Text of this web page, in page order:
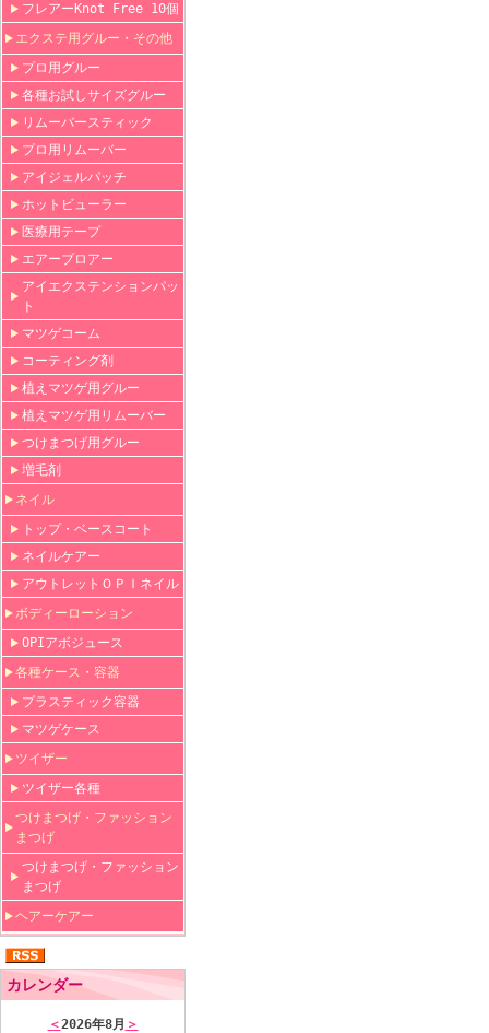
フレアーKnot Free 10個
エクステ用グルー・その他
プロ用グルー
各種お試しサイズグルー
リムーバースティック
プロ用リムーバー
アイジェルパッチ
ホットビューラー
医療用テープ
エアーブロアー
アイエクステンションパッ
ト
マツゲコーム
コーティング剤
植えマツゲ用グルー
植えマツゲ用リムーバー
つけまつげ用グルー
増毛剤
ネイル
トップ・ベースコート
ネイルケアー
アウトレットＯＰＩネイル
ボディーローション
OPIアボジュース
各種ケース・容器
プラスティック容器
マツゲケース
ツイザー
ツイザー各種
つけまつげ・ファッション
まつげ
つけまつげ・ファッション
まつげ
ヘアーケアー
カレンダー
＜2026年8月 ＞